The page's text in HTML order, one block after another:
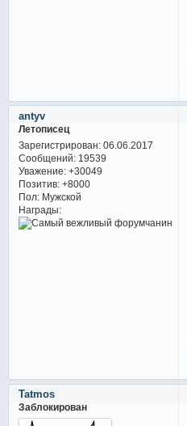
antyv
Летописец
Зарегистрирован: 06.06.2017
Сообщений:19539
Уважение: +30049
Позитив: +8000
Пол:Мужской
Награды:
Tatmos
Заблокирован